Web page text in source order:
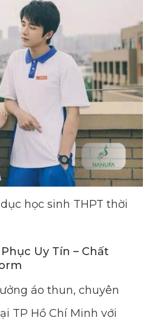
học sinh THPT thời
Uy Tín – Chất
áo thun, chuyên
TP Hồ Chí Minh với